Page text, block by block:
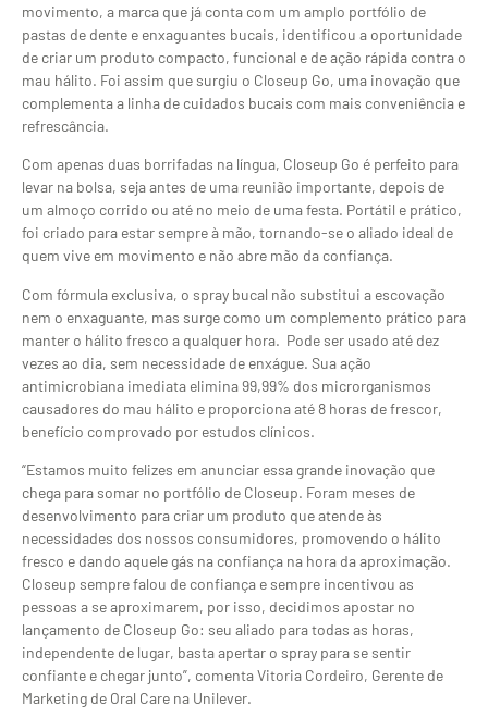
movimento, a marca que já conta com um amplo portfólio de
pastas de dente e enxaguantes bucais, identificou a oportunidade
de criar um produto compacto, funcional e de ação rápida contra o
mau hálito. Foi assim que surgiu o Closeup Go, uma inovação que
complementa a linha de cuidados bucais com mais conveniência e
refrescância.
Com apenas duas borrifadas na língua, Closeup Go é perfeito para
levar na bolsa, seja antes de uma reunião importante, depois de
um almoço corrido ou até no meio de uma festa. Portátil e prático,
foi criado para estar sempre à mão, tornando-se o aliado ideal de
quem vive em movimento e não abre mão da confiança.
Com fórmula exclusiva, o spray bucal não substitui a escovação
nem o enxaguante, mas surge como um complemento prático para
manter o hálito fresco a qualquer hora. Pode ser usado até dez
vezes ao dia, sem necessidade de enxágue. Sua ação
antimicrobiana imediata elimina 99,99% dos microrganismos
causadores do mau hálito e proporciona até 8 horas de frescor,
benefício comprovado por estudos clínicos.
“Estamos muito felizes em anunciar essa grande inovação que
chega para somar no portfólio de Closeup. Foram meses de
desenvolvimento para criar um produto que atende às
necessidades dos nossos consumidores, promovendo o hálito
fresco e dando aquele gás na confiança na hora da aproximação.
Closeup sempre falou de confiança e sempre incentivou as
pessoas a se aproximarem, por isso, decidimos apostar no
lançamento de Closeup Go: seu aliado para todas as horas,
independente de lugar, basta apertar o spray para se sentir
confiante e chegar junto”, comenta Vitoria Cordeiro, Gerente de
Marketing de Oral Care na Unilever.